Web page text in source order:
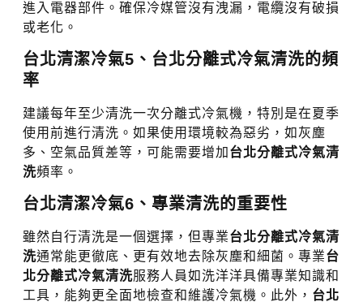
進入電器部件。確保冷媒管沒有洩漏，電纜沒有破損
或老化。
台北清潔冷氣5、 台北分離式冷氣清洗的頻
率
建議每年至少清洗一次分離式冷氣機，特別是在夏季
使用前進行清洗。如果使用環境較為惡劣，如灰塵
多、空氣品質差等，可能需要增加 台北分離式冷氣清
洗頻率。
台北清潔冷氣6、專業清洗的重要性
雖然自行清洗是一個選擇，但專業台北分離式冷氣清
洗通常能更徹底、更有效地去除灰塵和細菌。專業台
北分離式冷氣清洗服務人員如洗洋洋具備專業知識和
工具，能夠更全面地檢查和維護冷氣機。此外， 台北